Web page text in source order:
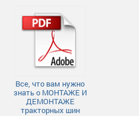
Все, что вам нужно
знать о МОНТАЖЕ И
ДЕМОНТАЖЕ
тракторных шин